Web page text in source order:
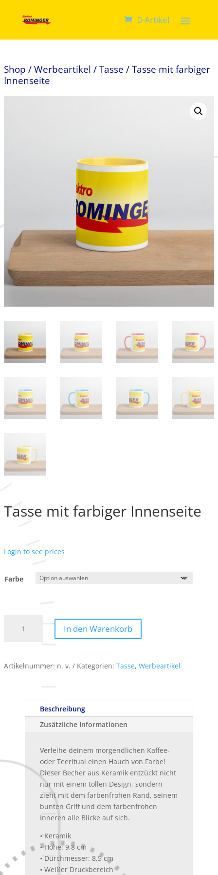
0-Artikel
Shop /Werbeartikel /Tasse / Tasse mit farbiger
Innenseite
Tasse mit farbiger Innenseite
Login to see prices
Farbe
Menge
In den Warenkorb
Artikelnummer: n. v. Kategorien: Tasse, Werbeartikel
Beschreibung
Zusätzliche Informationen
Verleihe deinem morgendlichen Kaffee-
oder Teeritual einen Hauch von Farbe!
Dieser Becher aus Keramik entzückt nicht
nur mit einem tollen Design, sondern
zieht mit dem farbenfrohen Rand, seinem
bunten Griff und dem farbenfrohen
Inneren alle Blicke auf sich.
• Keramik
• Höhe: 9,8 cm
• Durchmesser: 8,5 cm
• Weißer Druckbereich